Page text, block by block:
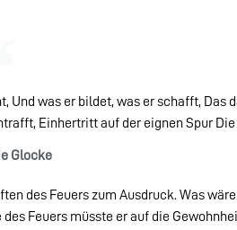
Und was er bildet, was er schafft, Das
Einhertritt auf der eignen Spur
Glocke
des Feuers zum Ausdruck. Was wäre
Feuers müsste er auf die